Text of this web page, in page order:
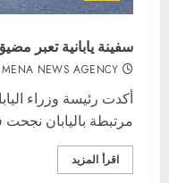
سفينة يابانية تعبر
MENA NEWS AGENCY
أكدت رئيسة وزراء
مرتبطة باليابان
اقرأ المزيد